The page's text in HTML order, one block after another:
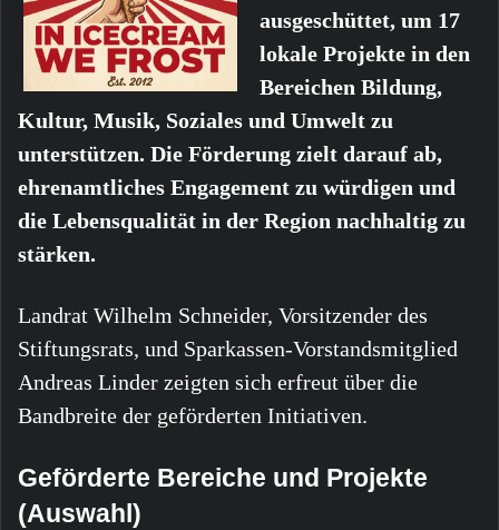
ausgeschüttet, um 17
lokale Projekte in den
Bereichen Bildung,
Kultur, Musik, Soziales und Umwelt zu
unterstützen. Die Förderung zielt darauf ab,
ehrenamtliches Engagement zu würdigen und
die Lebensqualität in der Region nachhaltig zu
stärken.
Landrat Wilhelm Schneider, Vorsitzender des
Stiftungsrats, und Sparkassen-Vorstandsmitglied
Andreas Linder zeigten sich erfreut über die
Bandbreite der geförderten Initiativen.
Geförderte Bereiche und Projekte
(Auswahl)